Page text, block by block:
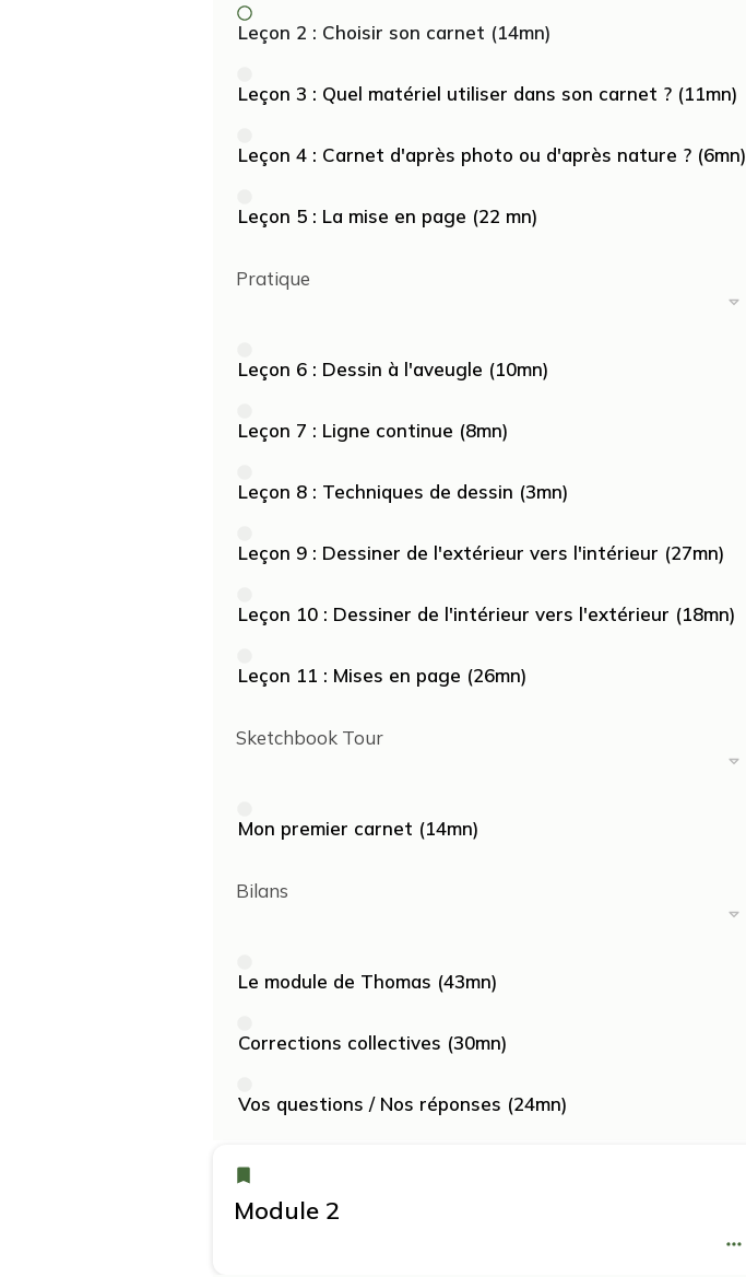
Leçon 2 : Choisir son carnet (14mn)
Leçon 3 : Quel matériel utiliser dans son carnet ? (11mn)
Leçon 4 : Carnet d'après photo ou d'après nature ? (6mn)
Leçon 5 : La mise en page (22 mn)
Pratique
Leçon 6 : Dessin à l'aveugle (10mn)
Leçon 7 : Ligne continue (8mn)
Leçon 8 : Techniques de dessin (3mn)
Leçon 9 : Dessiner de l'extérieur vers l'intérieur (27mn)
Leçon 10 : Dessiner de l'intérieur vers l'extérieur (18mn)
Leçon 11 : Mises en page (26mn)
Sketchbook Tour
Mon premier carnet (14mn)
Bilans
Le module de Thomas (43mn)
Corrections collectives (30mn)
Vos questions / Nos réponses (24mn)
Module 2